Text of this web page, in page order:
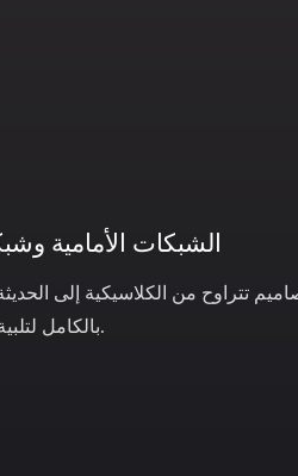
الشبكات الأمامية
تتراوح من الكلاسيكية إلى
بالكامل لتلبية تفضيلات العملاء.